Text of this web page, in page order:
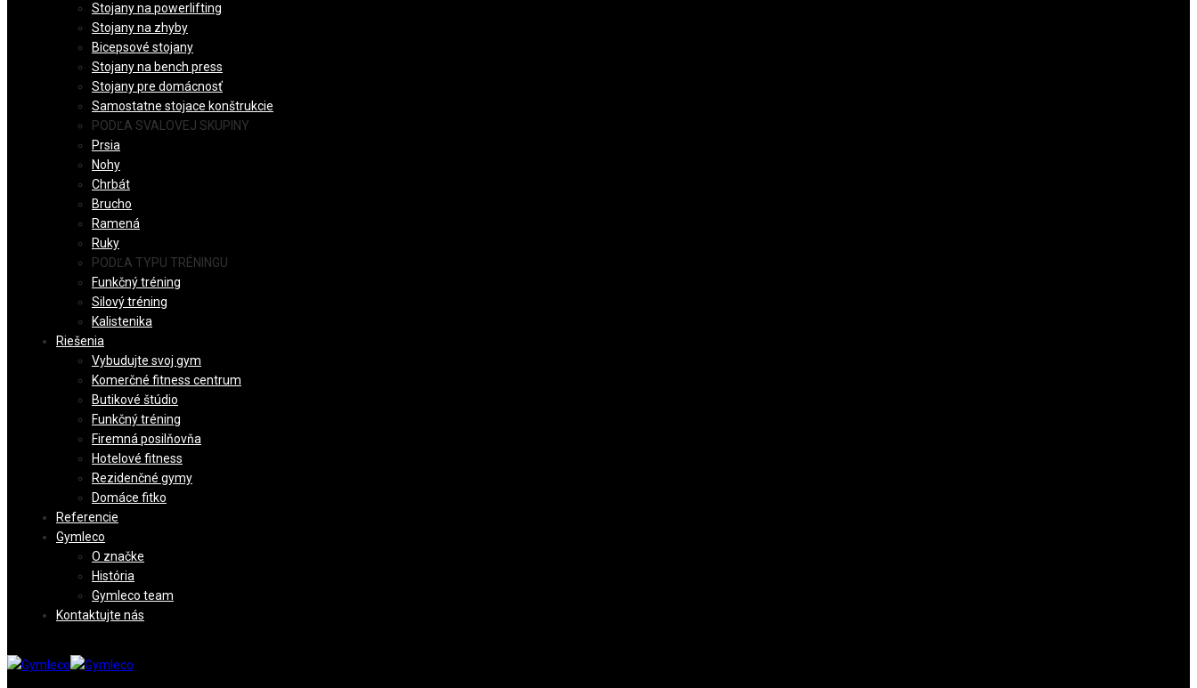
Stojany na powerlifting
Stojany na zhyby
Bicepsové stojany
Stojany na bench press
Stojany pre domácnosť
Samostatne stojace konštrukcie
PODĽA SVALOVEJ SKUPINY
Prsia
Nohy
Chrbát
Brucho
Ramená
Ruky
PODĽA TYPU TRÉNINGU
Funkčný tréning
Silový tréning
Kalistenika
Riešenia
Vybudujte svoj gym
Komerčné fitness centrum
Butikové štúdio
Funkčný tréning
Firemná posilňovňa
Hotelové fitness
Rezidenčné gymy
Domáce fitko
Referencie
Gymleco
O značke
História
Gymleco team
Kontaktujte nás